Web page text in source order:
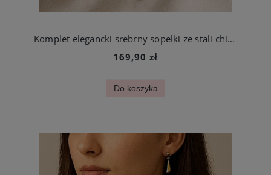
Komplet elegancki srebrny sopelki ze stali chirurgicznej
169,90 zł
Do koszyka